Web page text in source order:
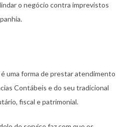
o negócio contra imprevistos
uma forma de prestar atendimento
Contábeis e do seu tradicional
fiscal e patrimonial.